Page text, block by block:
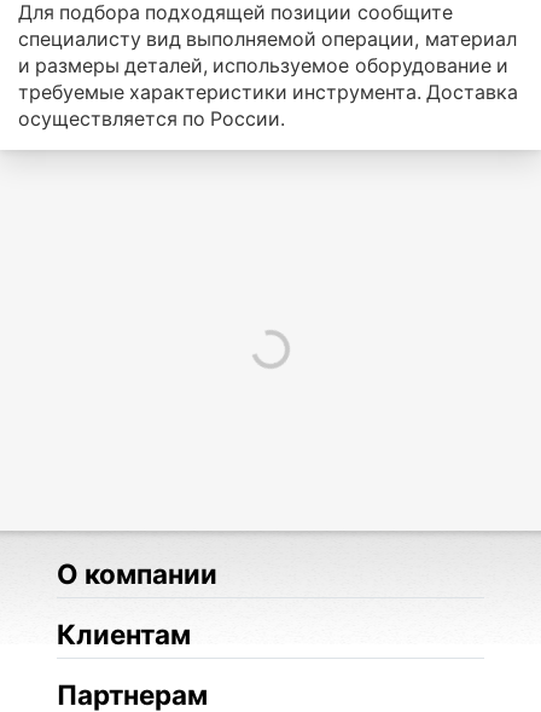
Для подбора подходящей позиции сообщите
специалисту вид выполняемой операции, материал
и размеры деталей, используемое оборудование и
требуемые характеристики инструмента. Доставка
осуществляется по России.
О компании
Клиентам
Партнерам